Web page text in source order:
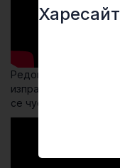
Редом с горните,
изпрати и първи
се чуе лекото